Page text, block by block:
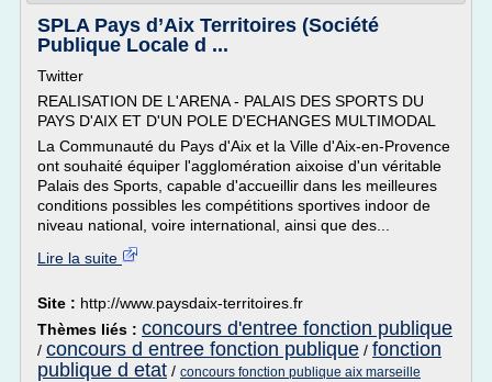
SPLA Pays d’Aix Territoires (Société
Publique Locale d ...
Twitter
REALISATION DE L'ARENA - PALAIS DES SPORTS DU
PAYS D'AIX ET D'UN POLE D'ECHANGES MULTIMODAL
La Communauté du Pays d'Aix et la Ville d'Aix-en-Provence
ont souhaité équiper l'agglomération aixoise d'un véritable
Palais des Sports, capable d'accueillir dans les meilleures
conditions possibles les compétitions sportives indoor de
niveau national, voire international, ainsi que des...
Lire la suite
Site : http://www.paysdaix-territoires.fr
Thèmes liés : concours d'entree fonction publique
/ concours d entree fonction publique / fonction
publique d etat / concours fonction publique aix marseille